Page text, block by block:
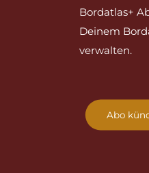
Bordatlas+
Deinem
verwalten.
Abo